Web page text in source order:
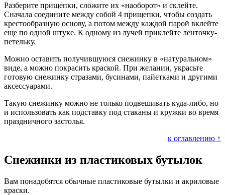
Разберите прищепки, сложите их «наоборот» и склейте.
Сначала соедините между собой 4 прищепки, чтобы создать
крестообразную основу, а потом между каждой парой вклейте
еще по одной штуке. К одному из лучей приклейте ленточку-
петельку.
Можно оставить получившуюся снежинку в «натуральном»
виде, а можно покрасить краской. При желании, украсьте
готовую снежинку стразами, бусинами, пайетками и другими
аксессуарами.
Такую снежинку можно не только подвешивать куда-либо, но
и использовать как подставку под стаканы и кружки во время
праздничного застолья.
к оглавлению ↑
Снежинки из пластиковых бутылок
Вам понадобятся обычные пластиковые бутылки и акриловые
краски.